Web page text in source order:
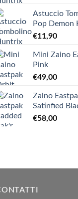
Astuccio
Pop Demon
€11,90
Mini Zaino
Pink
€49,00
Zaino
Satinfied
€58,00